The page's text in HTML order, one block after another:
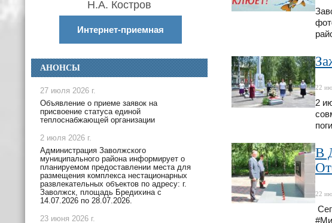
Н.А. Костров
Интернет-приемная
АНОНСЫ
27 июля 2026 г.
Объявление о приеме заявок на
присвоение статуса единой
теплоснабжающей организации
2 июля 2026 г.
Администрация Заволжского
муниципального района информирует о
планируемом предоставлении места для
размещения комплекса нестационарных
развлекательных объектов по адресу: г.
Заволжск, площадь Бредихина с
14.07.2026 по 28.07.2026.
23 июня 2026 г.
22
2
В
22